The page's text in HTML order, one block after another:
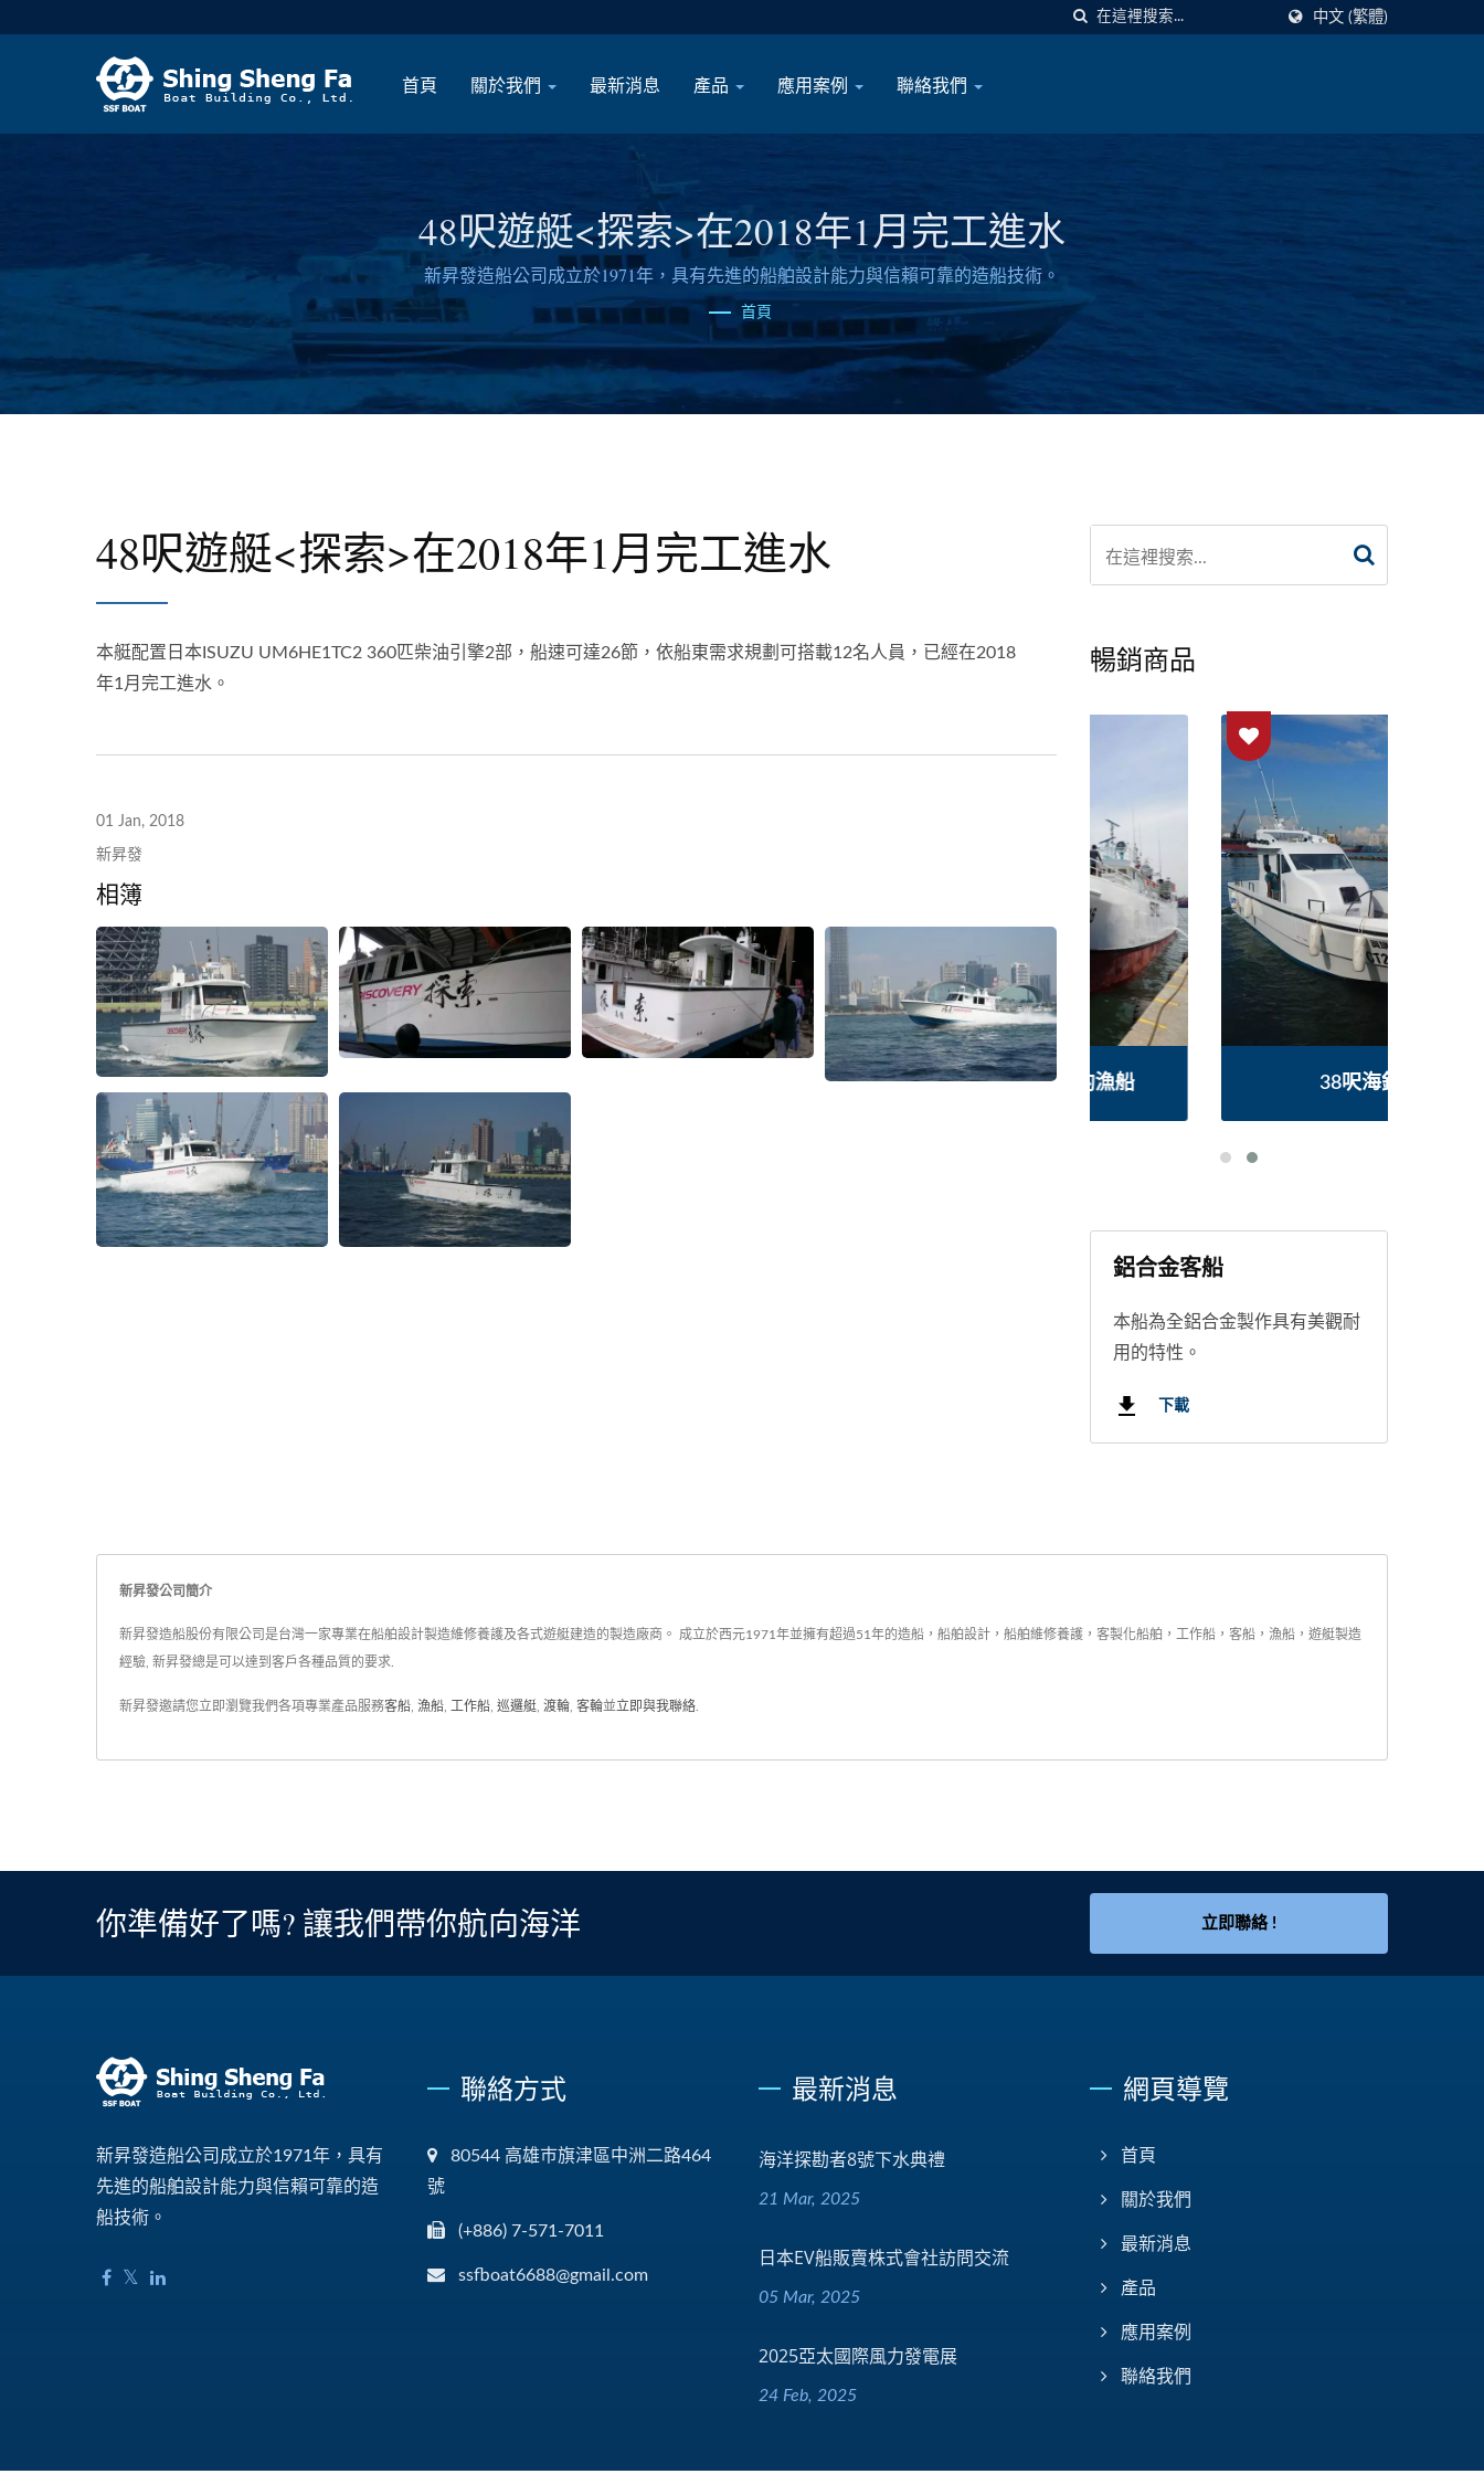
中文 (繁體)
首頁 關於我們 最新消息 產品 應用案例 聯絡我們
48呎遊艇<探索>在2018年1月完工進水
新昇發造船公司成立於1971年，具有先進的船舶設計能力與信賴可靠的造船技術。
首頁
48呎遊艇<探索>在2018年1月完工進水
本艇配置日本ISUZU UM6HE1TC2 360匹柴油引擎2部，船速可達26節，依船東需求規劃可搭載12名人員，已經在2018
年1月完工進水。
01 Jan, 2018
新昇發
相簿
暢銷商品
380噸級鮪延繩釣漁船 380噸級鮪延繩釣漁船
鋁合金客船
本船為全鋁合金製作具有美觀耐
用的特性。
下載
新昇發公司簡介
新昇發造船股份有限公司是台灣一家專業在船舶設計製造維修養護及各式遊艇建造的製造廠商。 成立於西元1971年並擁有超過51年的造船，船舶設計，船舶維修養護，客製化船舶，工作船，客船，漁船，遊艇製造
經驗, 新昇發總是可以達到客戶各種品質的要求.
新昇發邀請您立即瀏覽我們各項專業產品服務客船 漁船 工作船 巡邏艇 渡輪 客輪並立即與我聯絡
你準備好了嗎? 讓我們帶你航向海洋 立即聯絡 !
新昇發造船公司成立於1971年，具有
先進的船舶設計能力與信賴可靠的造
船技術。
聯絡方式
80544 高雄巿旗津區中洲二路464
號
(+886) 7-571-7011
ssfboat6688@gmail.com
最新消息
海洋探勘者8號下水典禮
21 Mar, 2025
日本EV船販賣株式會社訪問交流
05 Mar, 2025
2025亞太國際風力發電展
24 Feb, 2025
網頁導覽
首頁
關於我們
最新消息
產品
應用案例
聯絡我們